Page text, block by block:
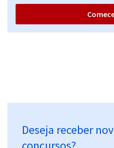
Deseja receber